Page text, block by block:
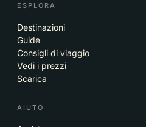
ESPLORA
Destinazioni
Guide
Consigli di viaggio
Vedi i prezzi
Scarica
AIUTO